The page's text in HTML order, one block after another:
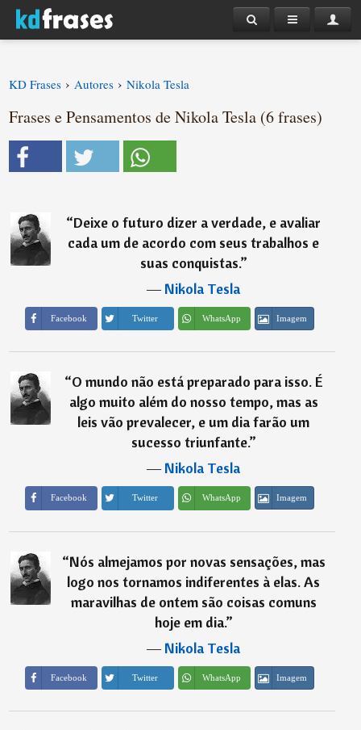
KD Frases › Autores › Nikola Tesla
Frases e Pensamentos de Nikola Tesla (6 frases)
“Deixe o futuro dizer a verdade, e avaliar
cada um de acordo com seus trabalhos e
suas conquistas.”
―Nikola Tesla
Facebook Twitter WhatsApp Imagem
“O mundo não está preparado para isso. É
algo muito além do nosso tempo, mas as
leis vão prevalecer, e um dia farão um
sucesso triunfante.”
―Nikola Tesla
Facebook Twitter WhatsApp Imagem
“Nós almejamos por novas sensações, mas
logo nos tornamos indiferentes à elas. As
maravilhas de ontem são coisas comuns
hoje em dia.”
―Nikola Tesla
Facebook Twitter WhatsApp Imagem